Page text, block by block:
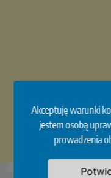
Akceptuję warunki
jestem osobą
prowadzenia